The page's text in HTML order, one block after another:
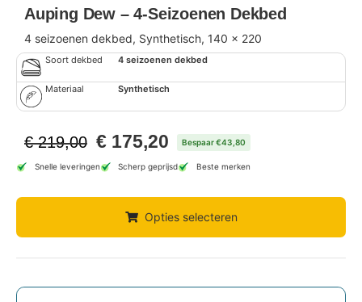
Auping Dew – 4-Seizoenen Dekbed
4 seizoenen dekbed, Synthetisch, 140 x 220
Soort dekbed 4 seizoenen dekbed
Materiaal Synthetisch
€219,00 € 175,20 Bespaar €43,80
Snelle leveringen Scherp geprijsd Beste merken
Opties selecteren